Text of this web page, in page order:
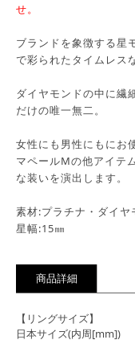
せ。
ブランドを象徴する星
で彩られたタイムレス
ダイヤモンドの中に繊
だけの唯一無二。
女性にも男性にもにお
マペールMの他アイテ
な装いを演出します。
素材:プラチナ・ダイヤ
星幅:15㎜
商品詳細
【リングサイズ】
日本サイズ(内周[mm])